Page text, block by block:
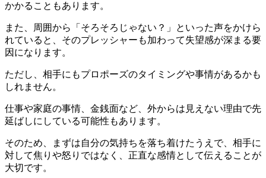
かかることもあります。
また、周囲から「そろそろじゃない？」といった声をかけら
れていると、そのプレッシャーも加わって失望感が深まる要
因になります。
ただし、相手にもプロポーズのタイミングや事情があるかも
しれません。
仕事や家庭の事情、金銭面など、外からは見えない理由で先
延ばしにしている可能性もあります。
そのため、まずは自分の気持ちを落ち着けたうえで、相手に
対して焦りや怒りではなく、正直な感情として伝えることが
大切です。